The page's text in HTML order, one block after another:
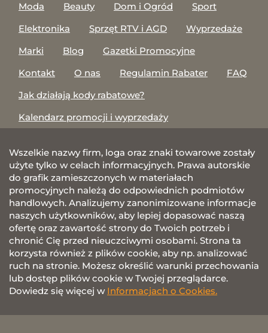
Moda Beauty Dom i Ogród
Sport
Elektronika
Sprzęt RTV i AGD
Wyprzedaże
Marki
Blog
Gazetki Promocyjne
Kontakt
O nas Regulamin Rabater
FAQ
Jak działają kody rabatowe?
Kalendarz promocji i wyprzedaży
Wszelkie nazwy firm, loga oraz znaki towarowe zostały
użyte tylko w celach informacyjnych. Prawa autorskie
do grafik zamieszczonych w materiałach
promocyjnych należą do odpowiednich podmiotów
handlowych. Analizujemy zanonimizowane informacje
naszych użytkowników, aby lepiej dopasować naszą
ofertę oraz zawartość strony do Twoich potrzeb i
chronić Cię przed nieuczciwymi osobami. Strona ta
korzysta również z plików cookie, aby np. analizować
ruch na stronie. Możesz określić warunki przechowania
lub dostęp plików cookie w Twojej przeglądarce.
Dowiedz się więcej w Informacjach o Cookies.